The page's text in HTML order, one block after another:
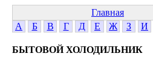
Главная
А
Б В Г Д Е Ж З И
БЫТОВОЙ ХОЛОДИЛЬНИК